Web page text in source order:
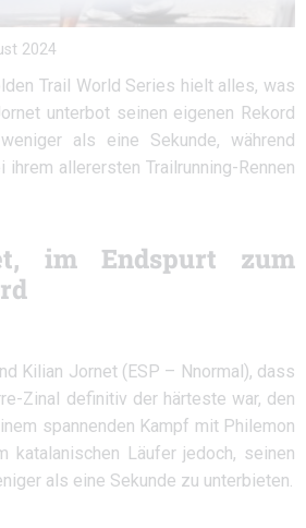
2024
Trail World Series hielt alles, was
unterbot seinen eigenen Rekord
als eine Sekunde, während
ihrem allerersten Trailrunning-Rennen
im Endspurt zum
Kilian Jornet (ESP – Nnormal), dass
Zinal definitiv der härteste war, den
spannenden Kampf mit Philemon
katalanischen Läufer jedoch, seinen
als eine Sekunde zu unterbieten.